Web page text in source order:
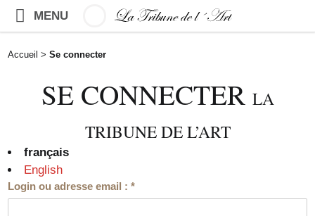
MENU
Accueil > Se connecter
SE CONNECTER LA
TRIBUNE DE L’ART
français
English
Login ou adresse email :*